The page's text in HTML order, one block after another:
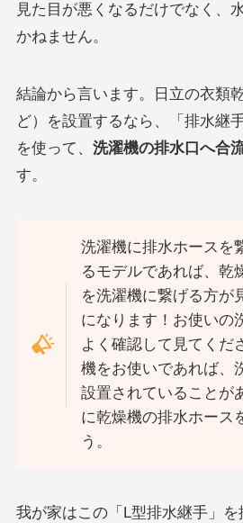
見た目が悪くなるだけでなく、
かねません。
結論から言います。日立の衣類
ど）を設置するなら、「排水継
を使って、 洗濯機の排水口へ合
す。
洗濯機に排水ホースを
るモデルであれば、乾
を洗濯機に繋げる方が
になります！お使いの
よく確認して見てくだ
機をお使いであれば、
設置されていることが
に乾燥機の排水ホース
う。
我が家はこの「L型排水継手」